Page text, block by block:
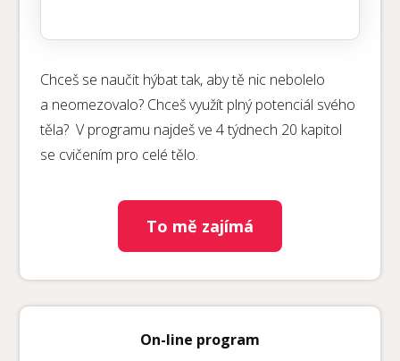
Chceš se naučit hýbat tak, aby tě nic nebolelo
a neomezovalo? Chceš využít plný potenciál svého
těla? V programu najdeš ve 4 týdnech 20 kapitol
se cvičením pro celé tělo.
To mě zajímá
On-line program